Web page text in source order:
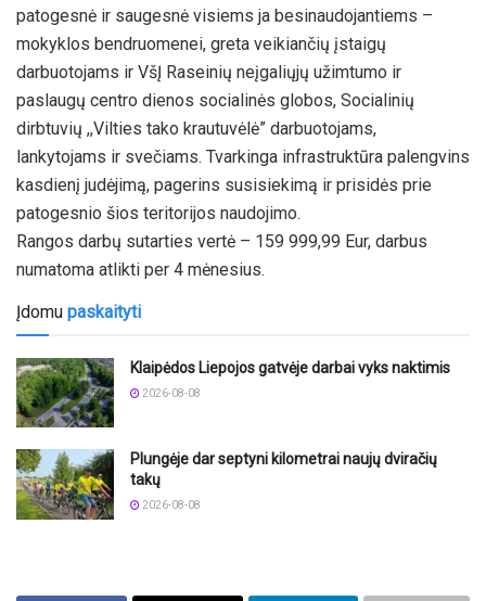
patogesnė ir saugesnė visiems ja besinaudojantiems –
mokyklos bendruomenei, greta veikiančių įstaigų
darbuotojams ir VšĮ Raseinių neįgaliųjų užimtumo ir
paslaugų centro dienos socialinės globos, Socialinių
dirbtuvių ,,Vilties tako krautuvėlė” darbuotojams,
lankytojams ir svečiams. Tvarkinga infrastruktūra palengvins
kasdienį judėjimą, pagerins susisiekimą ir prisidės prie
patogesnio šios teritorijos naudojimo.
Rangos darbų sutarties vertė – 159 999,99 Eur, darbus
numatoma atlikti per 4 mėnesius.
Įdomu paskaityti
Klaipėdos Liepojos gatvėje darbai vyks naktimis
2026-08-08
Plungėje dar septyni kilometrai naujų dviračių
takų
2026-08-08